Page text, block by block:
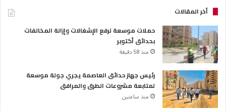
أخر المقالات
حملات موسعة لرفع الإشغالات وإزالة المخالفات
بحدائق أكتوبر
منذ 58 دقيقة
رئيس جهاز حدائق العاصمة يجري جولة موسعة
لمتابعة مشروعات الطرق والمرافق
منذ ساعتين